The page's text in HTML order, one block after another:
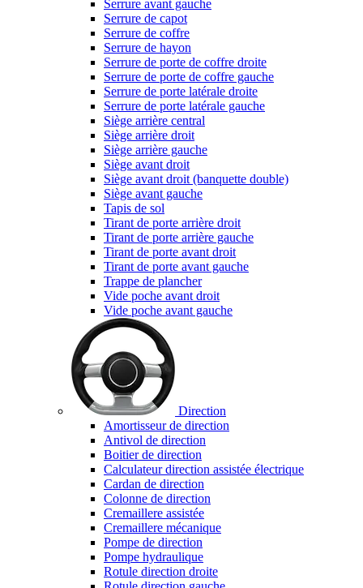
Serrure avant gauche
Serrure de capot
Serrure de coffre
Serrure de hayon
Serrure de porte de coffre droite
Serrure de porte de coffre gauche
Serrure de porte latérale droite
Serrure de porte latérale gauche
Siège arrière central
Siège arrière droit
Siège arrière gauche
Siège avant droit
Siège avant droit (banquette double)
Siège avant gauche
Tapis de sol
Tirant de porte arrière droit
Tirant de porte arrière gauche
Tirant de porte avant droit
Tirant de porte avant gauche
Trappe de plancher
Vide poche avant droit
Vide poche avant gauche
Direction
Amortisseur de direction
Antivol de direction
Boitier de direction
Calculateur direction assistée électrique
Cardan de direction
Colonne de direction
Cremaillere assistée
Cremaillere mécanique
Pompe de direction
Pompe hydraulique
Rotule direction droite